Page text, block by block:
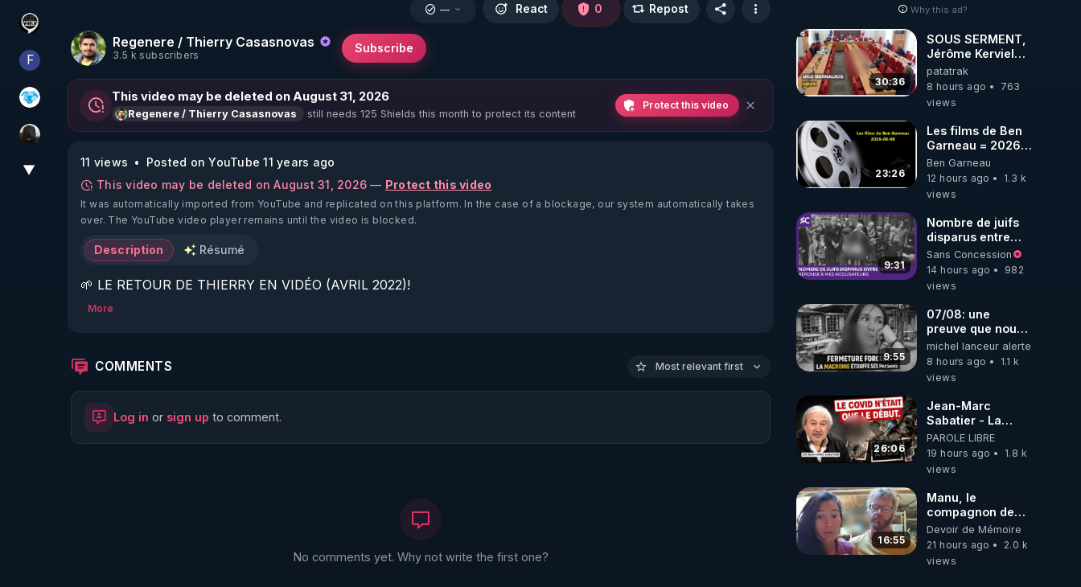
Notre Réalité Est Falsifiée Et Fausse
FFinalscape
A.D.N.M
TrueMedia
▼
Regenere / Thierry Casasnovas
3.5 k subscribers
Subscribe
— React 0 Repost
This video may be deleted on August 31, 2026
Regenere / Thierry Casasnovas still needs 125 Shields this month to protect its content
Protect this video
11 views
Posted on YouTube 11 years ago
This video may be deleted on August 31, 2026 — Protect this video
It was automatically imported from YouTube and replicated on this platform. In the case of a blockage, our system automatically takes
over. The YouTube video player remains until the video is blocked.
Description Résumé
🌱 LE RETOUR DE THIERRY EN VIDÉO (AVRIL 2022)!
🌱 LE MAGAZINE RÉGÉNÈRE
http://rgnr.li/ymag
More
COMMENTS Most relevant first
Log in or sign up to comment.
No comments yet. Why not write the first one?
Why this ad?
30:36
SOUS SERMENT,
Jérôme Kerviel
balance tout à
l'Assemblée !
patatrak
8 hours ago
763
views
23:26
Les films de Ben
Garneau = 2026-
08-08
Ben Garneau
12 hours ago
1.3 k
views
9:31
Nombre de juifs
disparus entre
1941 et 1945
(Réponse à mes
accusateurs)
Sans Concession
14 hours ago
982
views
9:55
07/08: une
preuve que nous
somme passé en
absurdie une
dictature qui veut
opposant !
michel lanceur alerte
8 hours ago
1.1 k
views
26:06
Jean-Marc
Sabatier - La
Covid-19 n'a été
que le début -
L'ARNm &
où auront-t-il ?
PAROLE LIBRE
19 hours ago
1.8 k
views
16:55
Manu, le
compagnon de
Kyria, raconte sa
garde à vue
musclée.
Devoir de Mémoire
21 hours ago
2.0 k
views